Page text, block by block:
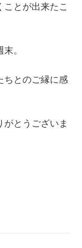
とが出来たこ
。
ちとのご縁に感
がとうございま